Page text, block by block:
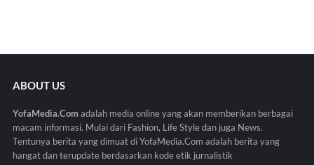
ABOUT US
YofaMedia.Comadalah media online yang akan memberikan berbagai
macam informasi. Mulai dari Fashion, Life Style dan juga News.
Tentunya berita yang dimuat di YofaMedia.Com adalah berita yang
hangat dan terupdate berdasarkan kode etik jurnalistik